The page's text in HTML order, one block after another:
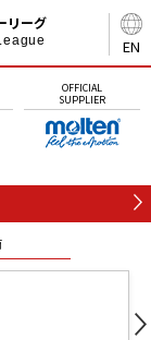
EN
リーグ
OFFICIAL
SUPPLIER